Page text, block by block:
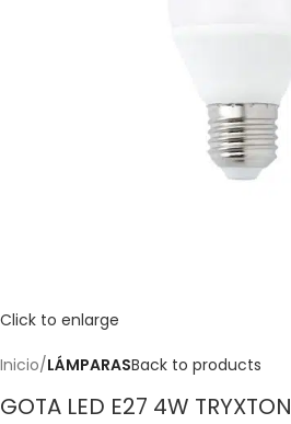
Click to enlarge
Inicio LÁMPARASBack to products
GOTA LED E27 4W TRYXTON